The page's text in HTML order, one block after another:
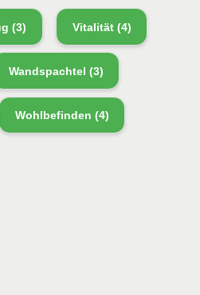
(3) Vitalität(4)
Wandspachtel (3)
Wohlbefinden (4)